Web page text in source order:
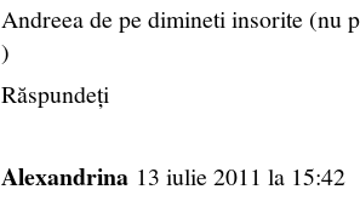
Andreea de pe dimineti insorite (nu
)
Răspundeți
Alexandrina 13 iulie 2011 la 15:42